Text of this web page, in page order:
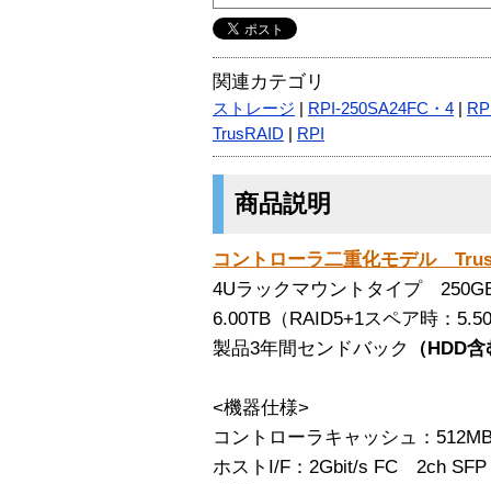
関連カテゴリ
ストレージ RPI-250SA24FC・4
TrusRAID
RPI
商品説明
コントローラ二重化モデル
4Uラックマウントタイプ
6.00TB（RAID5+1スペア時：
製品3年間センドバック
（HDD
<機器仕様>
コントローラキャッシュ：
ホストI/F：2Gbit/s FC 2ch SFP